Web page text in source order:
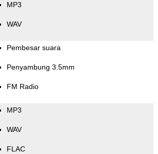
MP3
WAV
Pembesar suara
Penyambung 3.5mm
FM Radio
MP3
WAV
FLAC